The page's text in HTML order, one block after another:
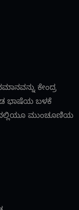
ಕೇಂದ್ರ
ಭಾಷೆಯ ಬಳಕೆ
ಮುಂಚೂಣಿಯ